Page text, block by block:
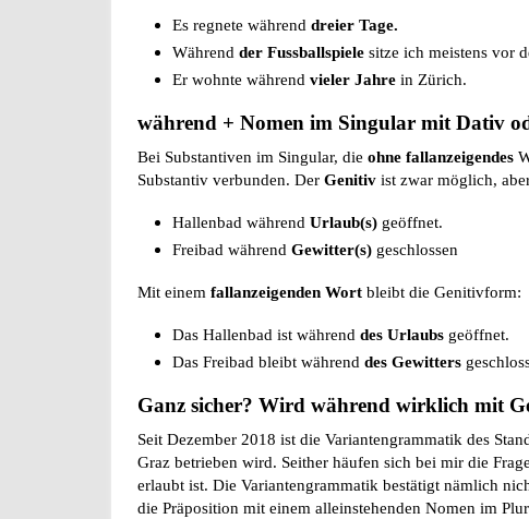
Es regnete während dreier Tage.
Während der Fussballspiele sitze ich meistens vor
Er wohnte während vieler Jahre in Zürich.
während + Nomen im Singular mit Dativ
Bei Substantiven im Singular, die ohne fallanzeigendes
Substantiv verbunden. Der Genitiv ist zwar möglich,
Hallenbad während Urlaub(s) geöffnet.
Freibad während Gewitter(s) geschlossen
Mit einem fallanzeigenden Wort bleibt die Genitivform:
Das Hallenbad ist während des Urlaubs geöffnet.
Das Freibad bleibt während des Gewitters
Ganz sicher? Wird während wirklich mit
Seit Dezember 2018 ist die Variantengrammatik des
Graz betrieben wird. Seither häufen sich bei mir die
erlaubt ist. Die Variantengrammatik bestätigt nämlich
die Präposition mit einem alleinstehenden Nomen im